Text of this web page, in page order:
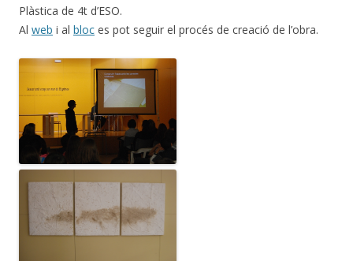
Plàstica de 4t d’ESO.
Al web i al bloc es pot seguir el procés de creació de l’obra.